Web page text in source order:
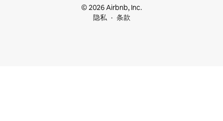
© 2026 Airbnb, Inc.
隐私
条款